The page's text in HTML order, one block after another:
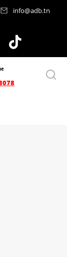
info@adb.tn